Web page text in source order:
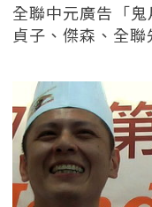
全聯中元廣告「
貞子、傑森、全